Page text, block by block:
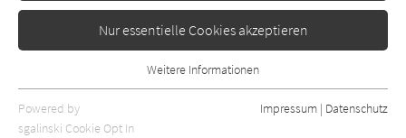
Nur essentielle Cookies akzeptieren
Essentielle Cookies werden für grundlegende Funktionen der
Webseite benötigt. Dadurch ist gewährleistet, dass die Webseite
Weitere Informationen
Powered by
sgalinski Cookie Opt In
Impressum | Datenschutz